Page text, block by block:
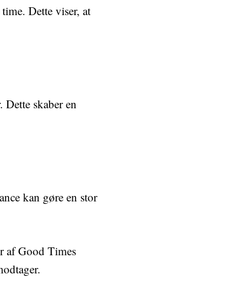
Dette viser, at
Dette skaber en
kan gøre en stor
af Good Times